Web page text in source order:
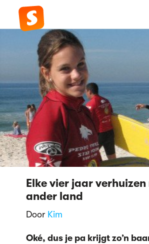
Elke vier jaar
ander land
Door Kim
Oké, dus je pa krijgt zo’n